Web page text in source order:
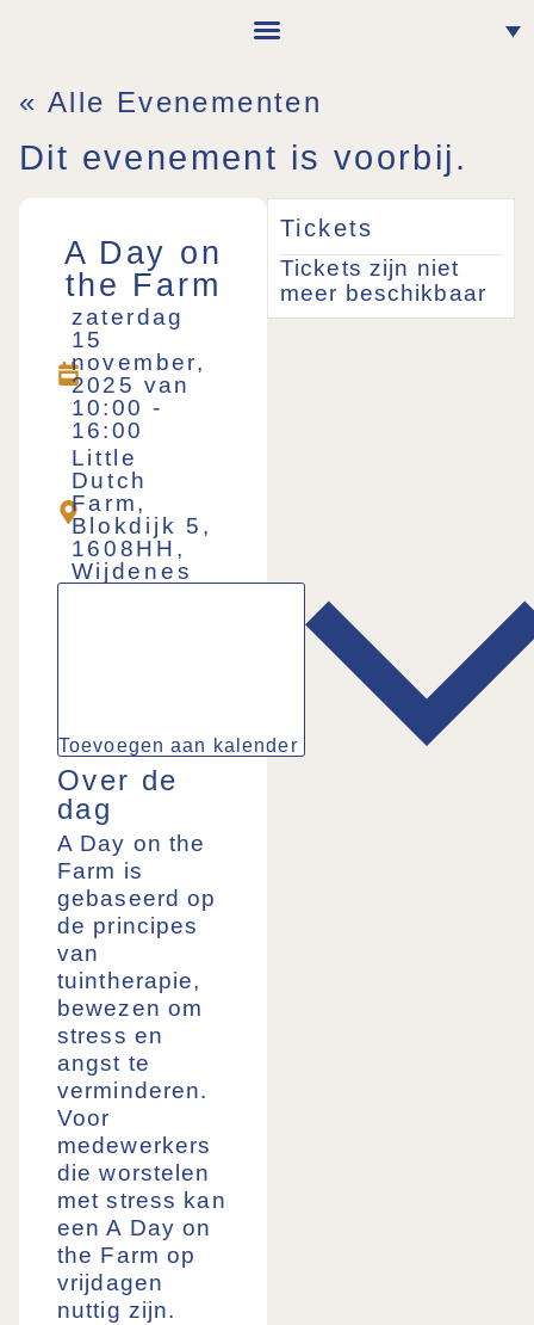
« Alle Evenementen
Dit evenement is voorbij.
A Day on
the Farm
zaterdag
15
november,
2025 van
10:00 -
16:00
Little
Dutch
Farm,
Blokdijk 5,
1608HH,
Wijdenes
Toevoegen aan kalender
Over de
dag
A Day on the
Farm is
gebaseerd op
de principes
van
tuintherapie,
bewezen om
stress en
angst te
verminderen.
Voor
medewerkers
die worstelen
met stress kan
een A Day on
the Farm op
vrijdagen
nuttig zijn.
Tickets
Tickets zijn niet
meer beschikbaar